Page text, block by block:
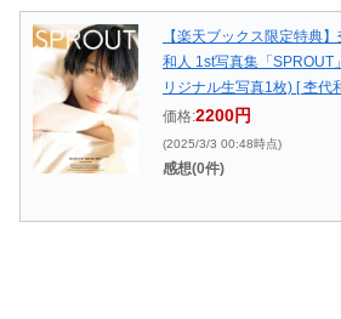
【楽天ブックス限定特典
和人 1st写真集「SPROUT
リジナル生写真1枚) [ 杢代
価格:2200円
(2025/3/3 00:48時点)
感想(0件)